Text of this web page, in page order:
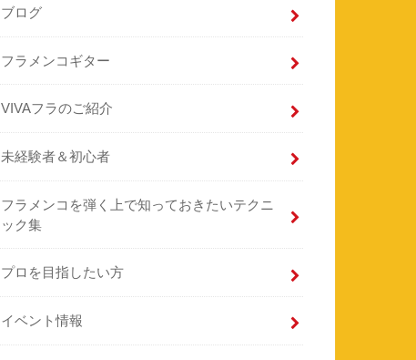
ブログ
フラメンコギター
VIVAフラのご紹介
未経験者＆初心者
フラメンコを弾く上で知っておきたいテクニ
ック集
プロを目指したい方
イベント情報